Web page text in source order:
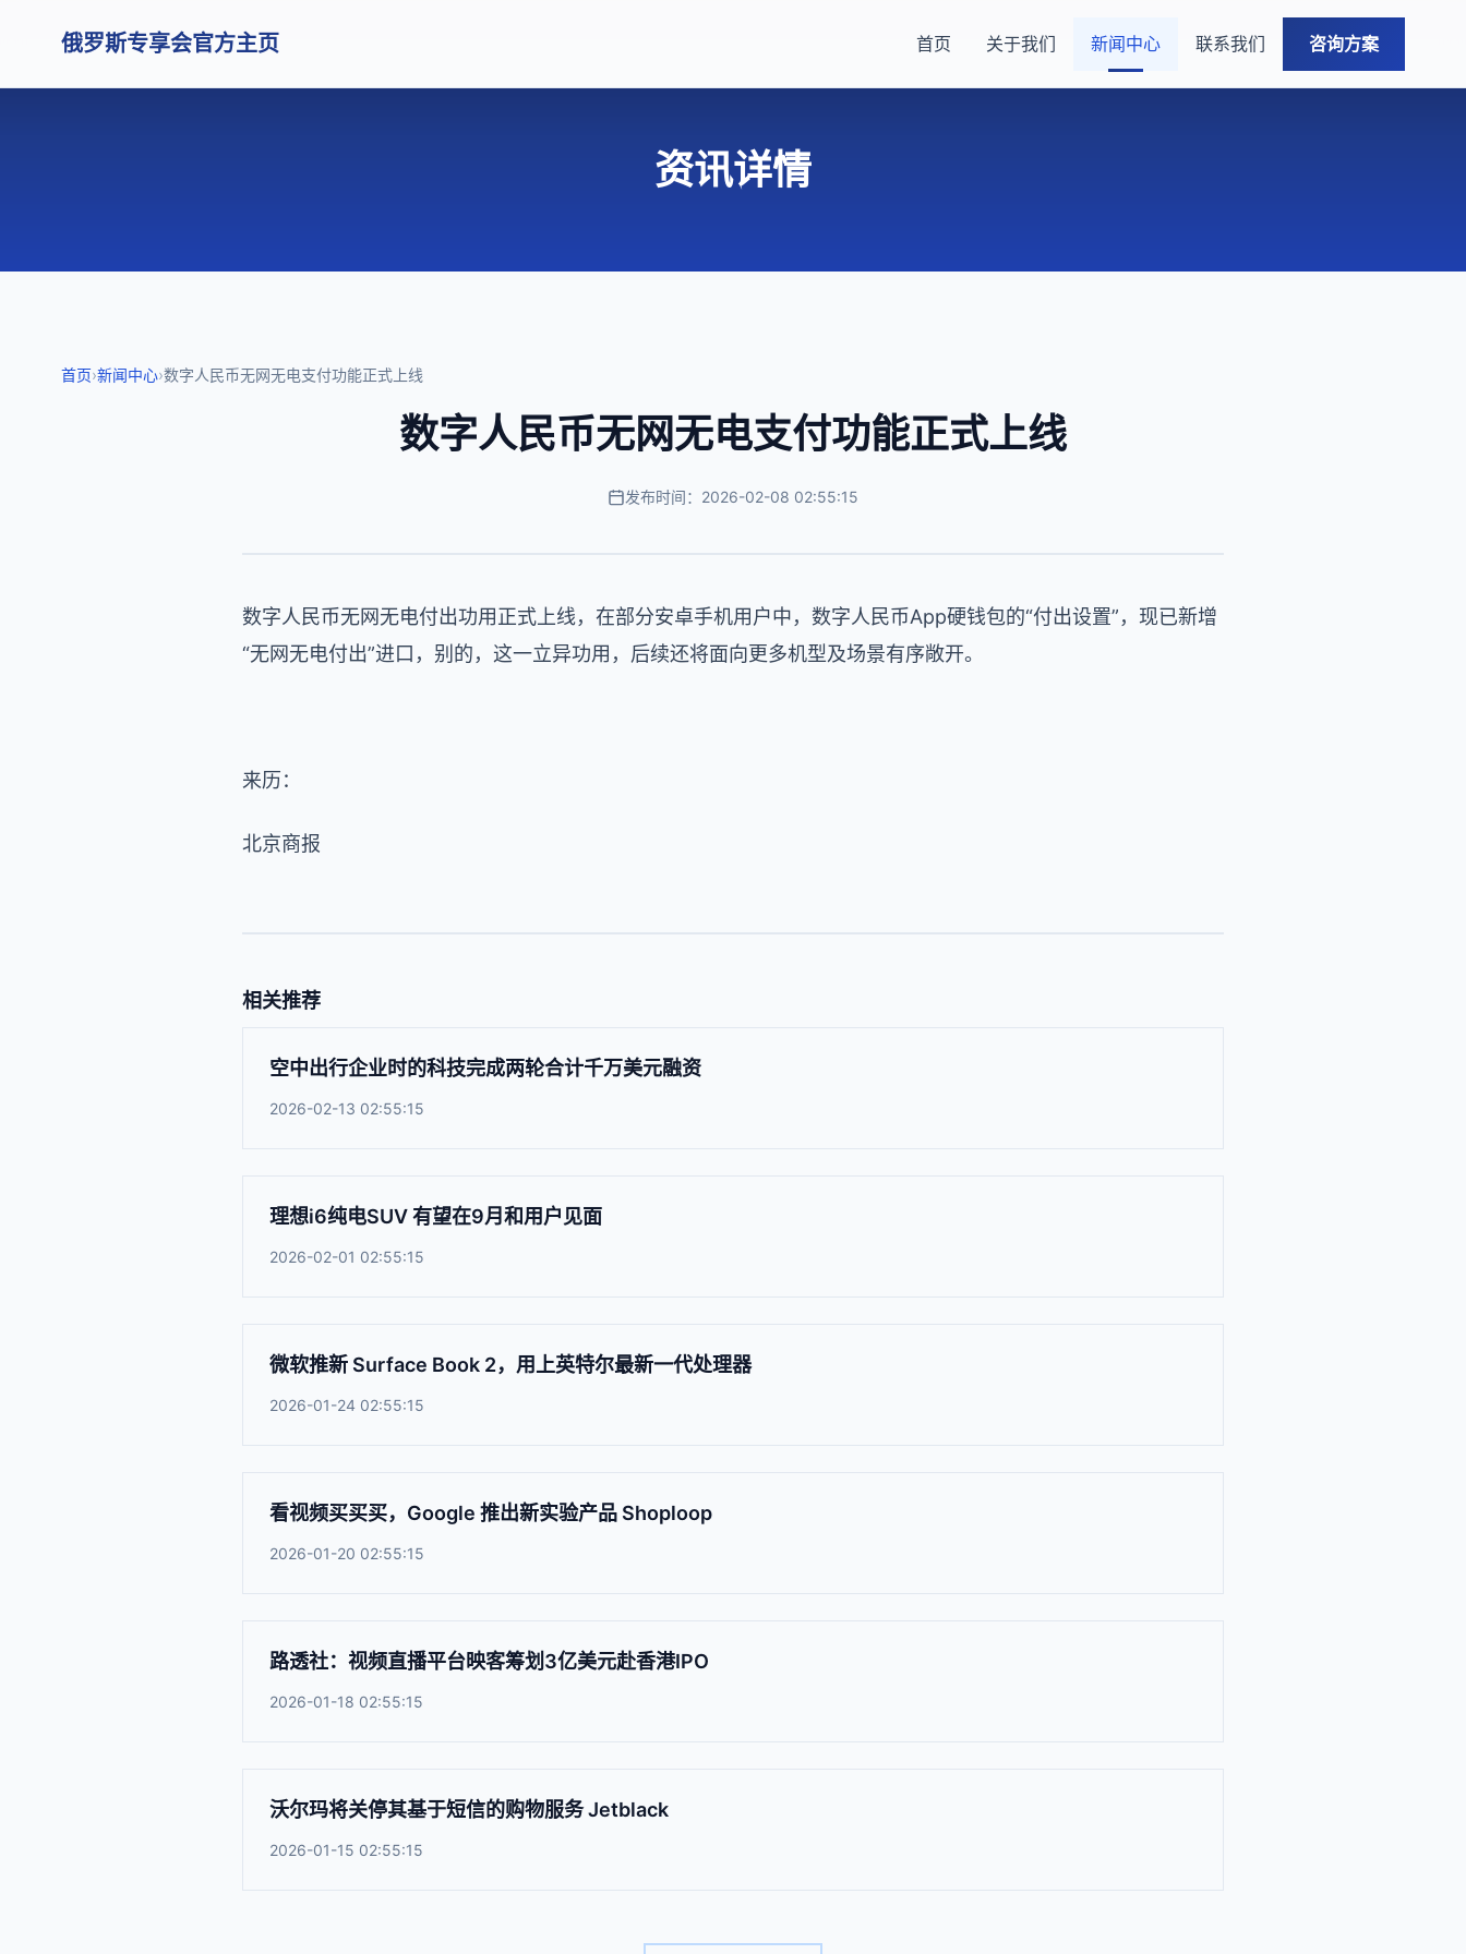
俄罗斯专享会官方主页 首页 关于我们 新闻中心 联系我们 咨询方案
资讯详情
首页›新闻中心›数字人民币无网无电支付功能正式上线
数字人民币无网无电支付功能正式上线
发布时间：2026-02-08 02:55:15
数字人民币无网无电付出功用正式上线，在部分安卓手机用户中，数字人民币App硬钱包的“付出设置”，现已新增
“无网无电付出”进口，别的，这一立异功用，后续还将面向更多机型及场景有序敞开。
来历：
北京商报
相关推荐
空中出行企业时的科技完成两轮合计千万美元融资
2026-02-13 02:55:15
理想i6纯电SUV 有望在9月和用户见面
2026-02-01 02:55:15
微软推新 Surface Book 2，用上英特尔最新一代处理器
2026-01-24 02:55:15
看视频买买买，Google 推出新实验产品 Shoploop
2026-01-20 02:55:15
路透社：视频直播平台映客筹划3亿美元赴香港IPO
2026-01-18 02:55:15
沃尔玛将关停其基于短信的购物服务 Jetblack
2026-01-15 02:55:15